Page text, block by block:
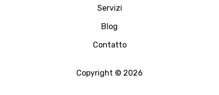
Servizi
Blog
Contatto
Copyright © 2026